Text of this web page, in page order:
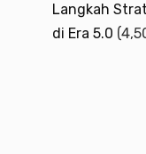
Langkah
di Era 5.0